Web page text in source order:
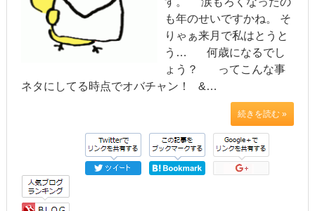
も年のせいですかね。 そ
りゃぁ来月で私はとうと
う… 何歳になるでし
ょう？ ってこんな事
ネタにしてる時点でオバチャン！ &…
続きを読む »